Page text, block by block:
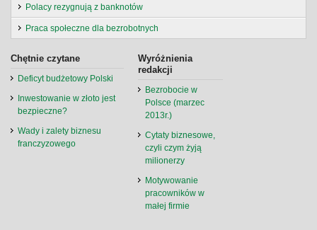
Polacy rezygnują z banknotów
Praca społeczne dla bezrobotnych
Chętnie czytane
Deficyt budżetowy Polski
Inwestowanie w złoto jest
bezpieczne?
Wady i zalety biznesu
franczyzowego
Wyróżnienia
redakcji
Bezrobocie w
Polsce (marzec
2013r.)
Cytaty biznesowe,
czyli czym żyją
milionerzy
Motywowanie
pracowników w
małej firmie